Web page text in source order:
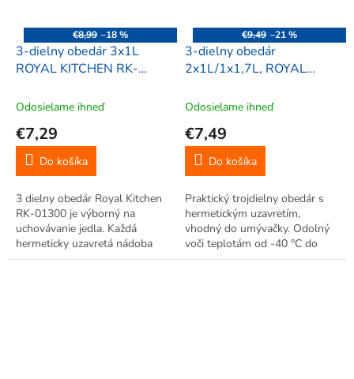
€8,99 –18 %
3-dielny obedár 3x1L
ROYAL KITCHEN RK-
Odosielame ihneď
€7,29
Do košíka
3 dielny obedár Royal Kitchen
RK-01300 je výborný na
uchovávanie jedla. Každá
hermeticky uzavretá nádoba
má objem 1 liter, vyrobená z
€9,49 –21 %
3-dielny obedár
2x1L/1x1,7L, ROYAL
Odosielame ihneď
€7,49
Do košíka
Praktický trojdielny obedár s
hermetickým uzavretím,
vhodný do umývačky. Odolný
voči teplotám od -40 °C do
+120 °C.